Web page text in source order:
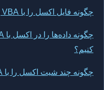
چگونه فایل اکسل را با VBA به PDF تبدیل کنیم؟
کنیم؟
چگونه چند شیت اکسل را با VBA در یک شیت ادغام کنیم